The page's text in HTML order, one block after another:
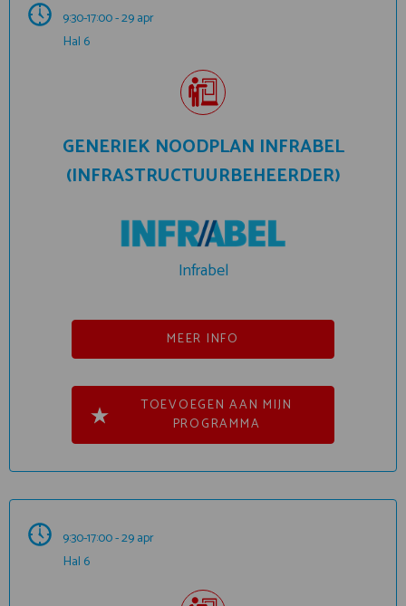
9:30-17:00 - 29 apr
Hal 6
GENERIEK NOODPLAN INFRABEL
(INFRASTRUCTUURBEHEERDER)
Infrabel
MEER INFO
TOEVOEGEN AAN MIJN
PROGRAMMA
9:30-17:00 - 29 apr
Hal 6